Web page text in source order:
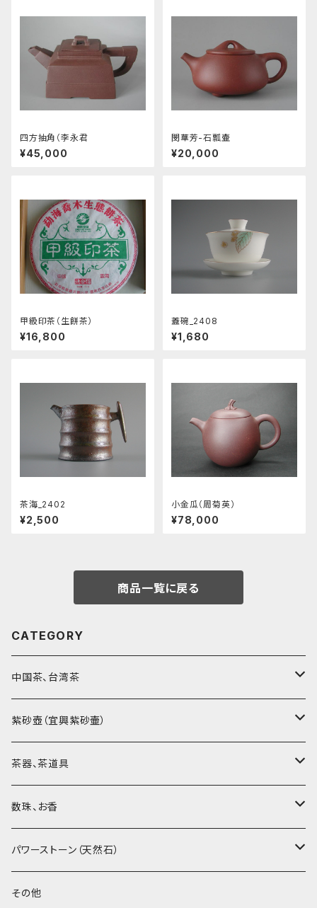
四方抽角（李永君
¥45,000
閔華芳-石瓢壷
¥20,000
甲級印茶（生餅茶）
¥16,800
蓋碗_2408
¥1,680
茶海_2402
¥2,500
小金瓜（周菊英）
¥78,000
商品一覧に戻る
CATEGORY
中国茶、台湾茶
烏龍茶（ウーロン茶）
黒茶（緊圧茶、普洱茶）
紅茶、白茶、緑茶
茶外茶、工藝茶、その他
紫砂壺（宜興紫砂壷）
大師、名人、高工の作品
周菊英（高級工藝美術師）
高級工藝美術師の作品
王柯鈞（高級工藝美術師）
茶器、茶道具
茶杯、聞香杯
茶海、茶漏（茶漉し）
蓋碗、壷承、茶船
数珠、お香
お香、香炉
数珠、その他
パワーストーン（天然石）
アゲート（瑪瑙）
その他